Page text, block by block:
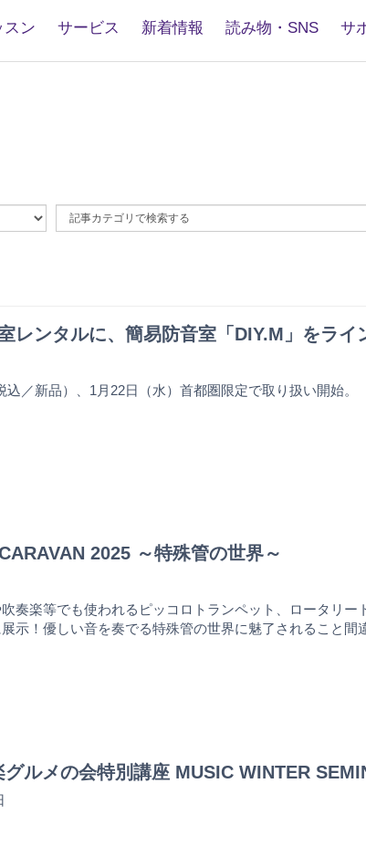
スン サービス 新着情報 読み物・SNS サ
By
Article
レンタルに、簡易防音室「DIY.M」をライ
込／新品）、1月22日（水）首都圏限定で取り扱い開始。
2025 ～特殊管の世界～
奏楽等でも使われるピッコロトランペット、ロータリ
示！優しい音を奏でる特殊管の世界に魅了されること間
ルメの会特別講座 MUSIC WINTER